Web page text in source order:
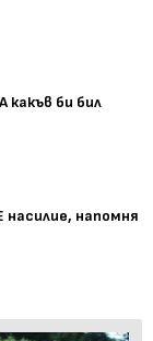
какъв би бил
насилие, напомня